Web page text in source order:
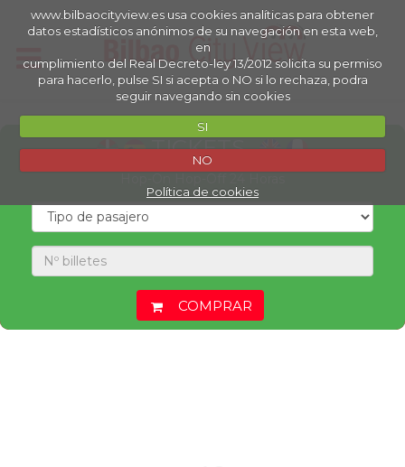
www.bilbaocityview.es usa cookies analíticas para obtener
datos estadísticos anónimos de su navegación en esta web,
en
cumplimiento del Real Decreto-ley 13/2012 solicita su permiso
para hacerlo, pulse SI si acepta o NO si lo rechaza, podra
seguir navegando sin cookies
SI
NO
Política de cookies
TICKETS
COMPRAR
Se ha producido un error. Haga click aquí.